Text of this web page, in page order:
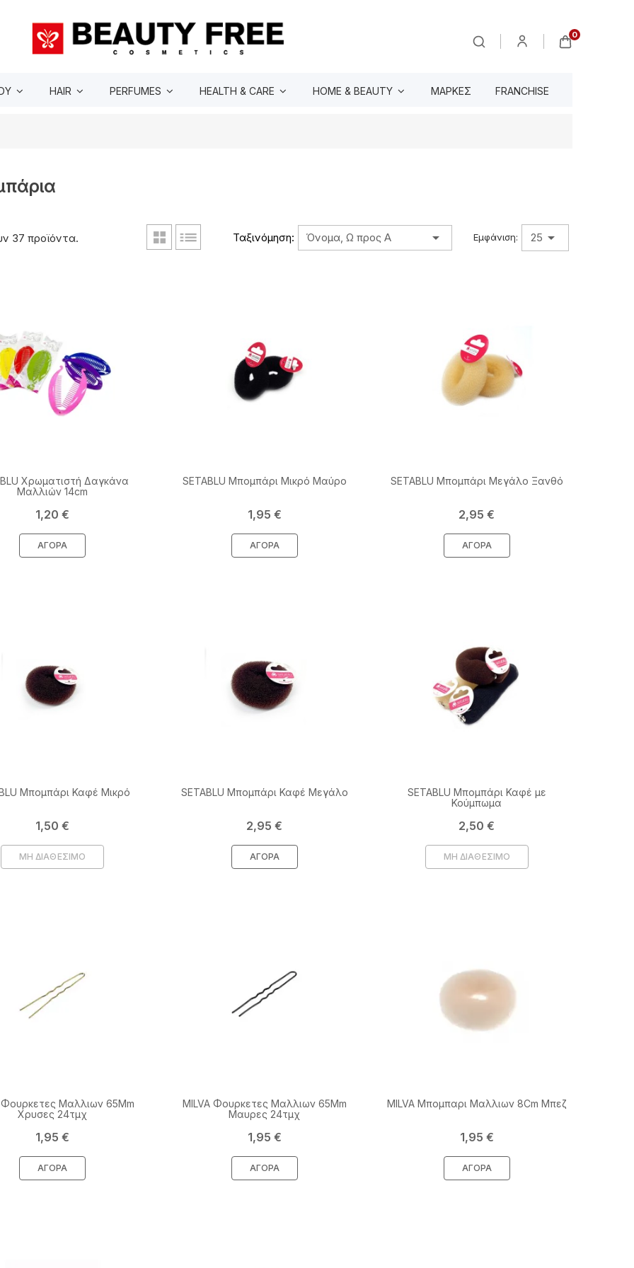
0
HAIR PERFUMES HEALTH & CARE HOME & BEAUTY ΜΆΡΚΕΣ FRANCHISE
37 προϊόντα. Ταξινόμηση: Όνομα, Ω προς Α  Εμφάνιση: 25 
Χρωματιστή Δαγκάνα
Μαλλιών 14cm
Τιμή
1,20 €
ΑΓΟΡΆ
SETABLU Μπομπάρι Μικρό Μαύρο
Τιμή
1,95 €
ΑΓΟΡΆ
SETABLU Μπομπάρι Μεγάλο Ξανθό
Τιμή
2,95 €
ΑΓΟΡΆ
Μπομπάρι Καφέ Μικρό
Τιμή
1,50 €
ΜΗ ΔΙΑΘΕΣΙΜΟ
SETABLU Μπομπάρι Καφέ Μεγάλο
Τιμή
2,95 €
ΑΓΟΡΆ
SETABLU Μπομπάρι Καφέ με
Κούμπωμα
Τιμή
2,50 €
ΜΗ ΔΙΑΘΕΣΙΜΟ
Φουρκετες Μαλλιων 65Mm
Χρυσες 24τμχ
Τιμή
1,95 €
ΑΓΟΡΆ
MILVA Φουρκετες Μαλλιων 65Mm
Μαυρες 24τμχ
Τιμή
1,95 €
ΑΓΟΡΆ
MILVA Μπομπαρι Μαλλιων 8Cm Μπεζ
Τιμή
1,95 €
ΑΓΟΡΆ